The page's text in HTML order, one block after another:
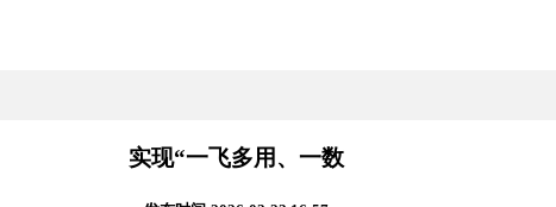
实现“一飞多用、一数